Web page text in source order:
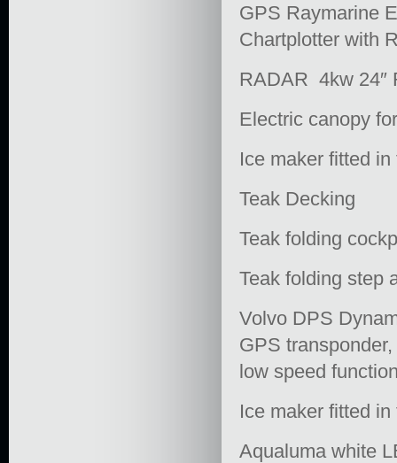
GPS Raymarine
Chartplotter with
RADAR 4kw 24″
Electric canopy
Ice maker fitted
Teak Decking
Teak folding
Teak folding step
Volvo DPS
GPS
low speed
Ice maker fitted
Aqualuma white